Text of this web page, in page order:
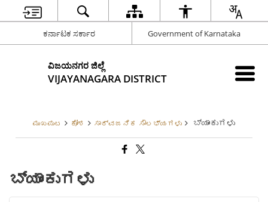
ಕರ್ನಾಟಕ ಸರ್ಕಾರ Government of Karnataka
ವಿಜಯನಗರ ಜಿಲ್ಲೆ
VIJAYANAGARA DISTRICT
ಮುಖಪುಟ ಕೋಶ ಸಾರ್ವಜನಿಕ ಸೌಲಭ್ಯಗಳು ಬ್ಯಾಂಕುಗಳು
ಬ್ಯಾಂಕುಗಳು